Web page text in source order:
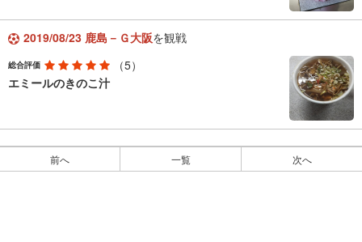
2019/08/23 鹿島－Ｇ大阪を観戦
総合評価
（5）
エミールのきのこ汁
前へ 一覧 次へ